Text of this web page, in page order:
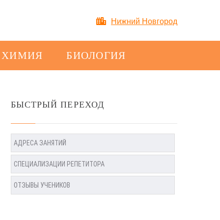
Нижний Новгород
ХИМИЯ БИОЛОГИЯ
БЫСТРЫЙ ПЕРЕХОД
АДРЕСА ЗАНЯТИЙ
СПЕЦИАЛИЗАЦИИ РЕПЕТИТОРА
ОТЗЫВЫ УЧЕНИКОВ